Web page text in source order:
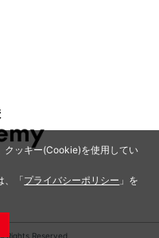
クッキー(Cookie)を使用してい
、「プライバシーポリシー 」を
Reserved.